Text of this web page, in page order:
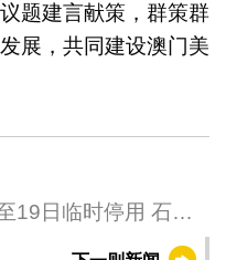
题建言献策，群策群
展，共同建设澳门美
19日临时停用 石排